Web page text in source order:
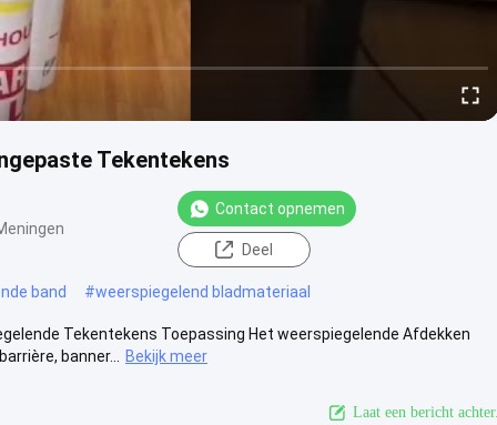
Tekentekens
Contact opnemen
Deel
band #weerspiegelend bladmateriaal
Tekentekens Toepassing Het weerspiegelende Afdekken
banner...
Bekijk meer
Laat een bericht achter.